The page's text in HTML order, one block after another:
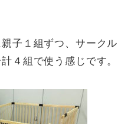
子１組ずつ、サークル
４組で使う感じです。